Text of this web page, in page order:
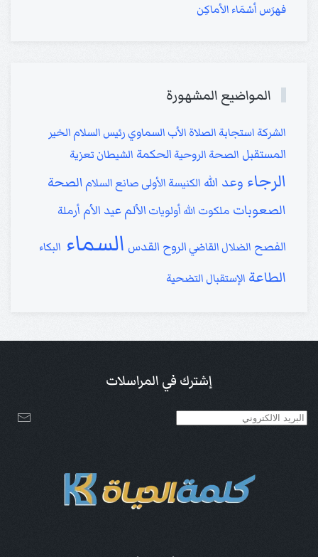
فهرَس أسْمَاء الأماكِن
المواضيع المشهورة
الشركة استجابة الصلاة الأب السماوي رئيس السلام الخير
المستقبل الصحة الروحية الحكمة الشيطان تعزية
الرجاء وعد الله الكنيسة الأولى صانع السلام الصحة
الصعوبات ملكوت الله أولويات الألمعيد الأم أرملة
الفصح الضلال القاضي الروح القدس السماء البكاء
الطاعة الإستقبال التضحية
إشترك في المراسلات